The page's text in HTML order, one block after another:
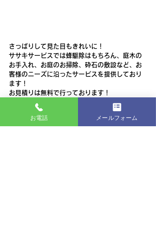
さっぱりして見た目もきれいに！
ササキサービスでは蜂駆除はもちろん、庭木の
お手入れ、お庭のお掃除、砕石の敷設など、お
客様のニーズに沿ったサービスを提供しており
ます！
お見積りは無料で行っております！
まずはお電話やメールからお問い合わせお待ち
しております！！！
お電話 メールフォーム